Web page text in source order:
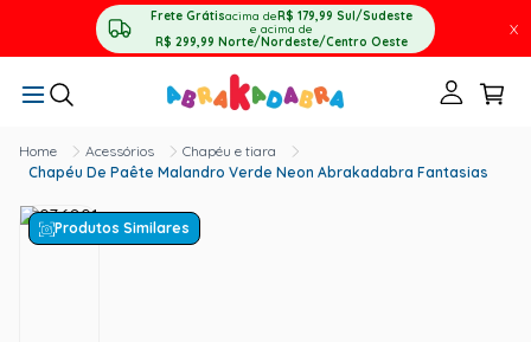
Frete Grátisacima deR$ 179,99 Sul/Sudeste
e acima de
R$ 299,99 Norte/Nordeste/Centro Oeste
X
Acessórios
Chapéu e tiara
Chapéu De Paête Malandro Verde Neon Abrakadabra Fantasias
Produtos Similares